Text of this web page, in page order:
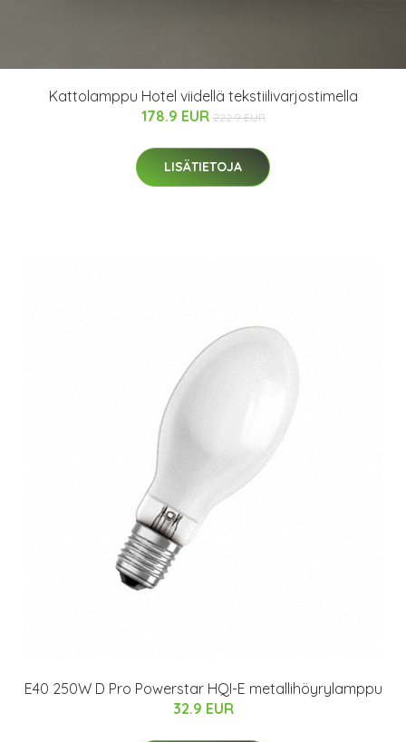
Kattolamppu Hotel viidellä tekstiilivarjostimella
178.9 EUR 222.9 EUR
LISÄTIETOJA
E40 250W D Pro Powerstar HQI-E metallihöyrylamppu
32.9 EUR